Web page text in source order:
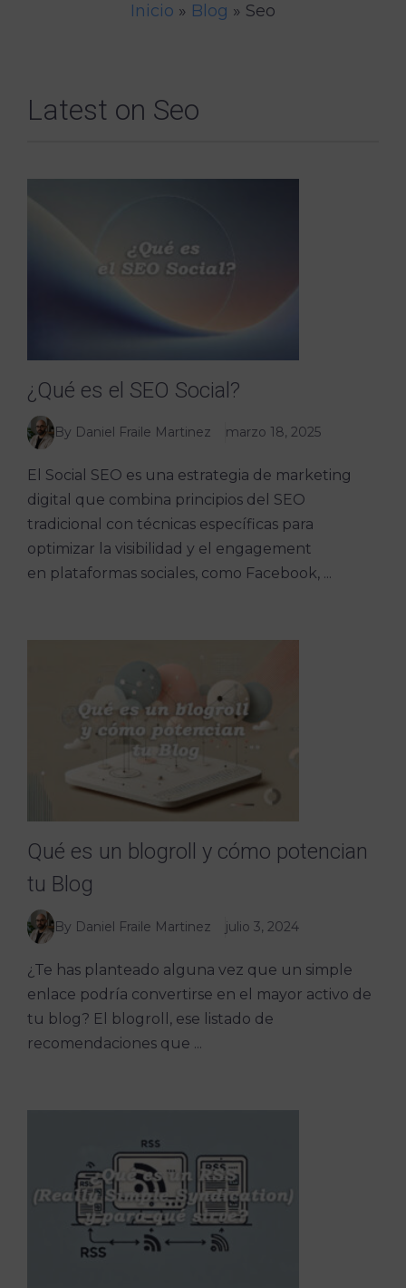
Inicio » Blog » Seo
Latest on Seo
¿Qué es el SEO Social?
By Daniel Fraile Martinez marzo 18, 2025
El Social SEO es una estrategia de marketing
digital que combina principios del SEO
tradicional con técnicas específicas para
optimizar la visibilidad y el engagement
en plataformas sociales, como Facebook, ...
Qué es un blogroll y cómo potencian
tu Blog
By Daniel Fraile Martinez julio 3, 2024
¿Te has planteado alguna vez que un simple
enlace podría convertirse en el mayor activo de
tu blog? El blogroll, ese listado de
recomendaciones que ...